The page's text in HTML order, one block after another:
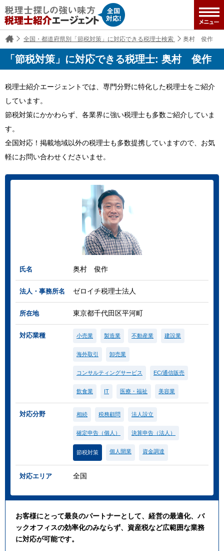
全国・都道府県別「節税対策」に対応できる税理士検索 奥村 俊作
「節税対策」に対応できる税理士: 奥村 俊作
税理士紹介エージェントでは、専門分野に特化した税理士をご紹介
しています。
節税対策にかかわらず、各業界に強い税理士も多数ご紹介していま
す。
全国対応！掲載地域以外の税理士も多数提携していますので、お気
軽にお問い合わせくださいませ。
氏名 奥村 俊作
法人・事務所名 ゼロイチ税理士法人
所在地 東京都千代田区平河町
対応業種 小売業 製造業 不動産業 建設業
海外取引 卸売業
コンサルティングサービス EC/通信販売
飲食業 IT 医療・福祉 美容業
対応分野 相続 税務顧問 法人設立
確定申告（個人） 決算申告（法人）
節税対策 個人開業 資金調達
対応エリア 全国
お客様にとって最良のパートナーとして、経営の最適化、バ
ックオフィスの効率化のみならず、資産税など広範囲な業務
に対応が可能です。